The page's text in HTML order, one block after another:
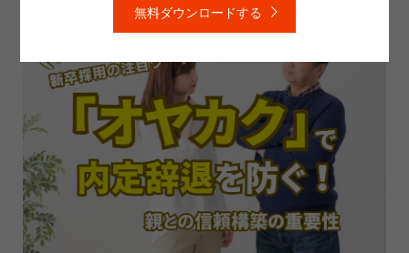
無料ダウンロードする